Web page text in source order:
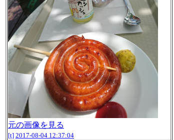
元の画像を見る
[t] 2017-08-04 12:37:04